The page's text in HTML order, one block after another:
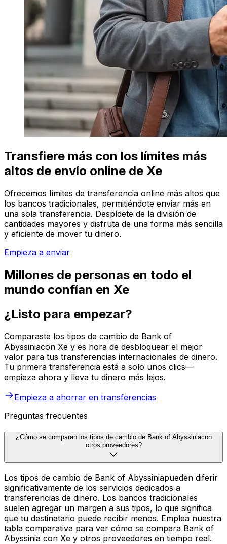
Transfiere más con los límites más
altos de envío online de Xe
Ofrecemos límites de transferencia online más altos que
los bancos tradicionales, permitiéndote enviar más en
una sola transferencia. Despídete de la división de
cantidades mayores y disfruta de una forma más sencilla
y eficiente de mover tu dinero.
Empieza a enviar
Millones de personas en todo el
mundo confían en Xe
¿Listo para empezar?
Comparaste los tipos de cambio de Bank of
Abyssiniacon Xe y es hora de desbloquear el mejor
valor para tus transferencias internacionales de dinero.
Tu primera transferencia está a solo unos clics—
empieza ahora y lleva tu dinero más lejos.
Empieza a ahorrar en transferencias
Preguntas frecuentes
¿Cómo se comparan los tipos de cambio de Bank of Abyssiniacon
otros proveedores?
Los tipos de cambio de Bank of Abyssiniapueden diferir
significativamente de los servicios dedicados a
transferencias de dinero. Los bancos tradicionales
suelen agregar un margen a sus tipos, lo que significa
que tu destinatario puede recibir menos. Emplea nuestra
tabla comparativa para ver cómo se compara Bank of
Abyssinia con Xe y otros proveedores en tiempo real.